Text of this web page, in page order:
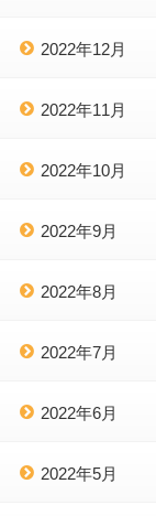
2022年12月
2022年11月
2022年10月
2022年9月
2022年8月
2022年7月
2022年6月
2022年5月